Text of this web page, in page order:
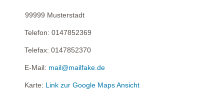
99999 Musterstadt
Telefon: 0147852369
Telefax: 0147852370
E-Mail: mail@mailfake.de
Karte: Link zur Google Maps Ansicht